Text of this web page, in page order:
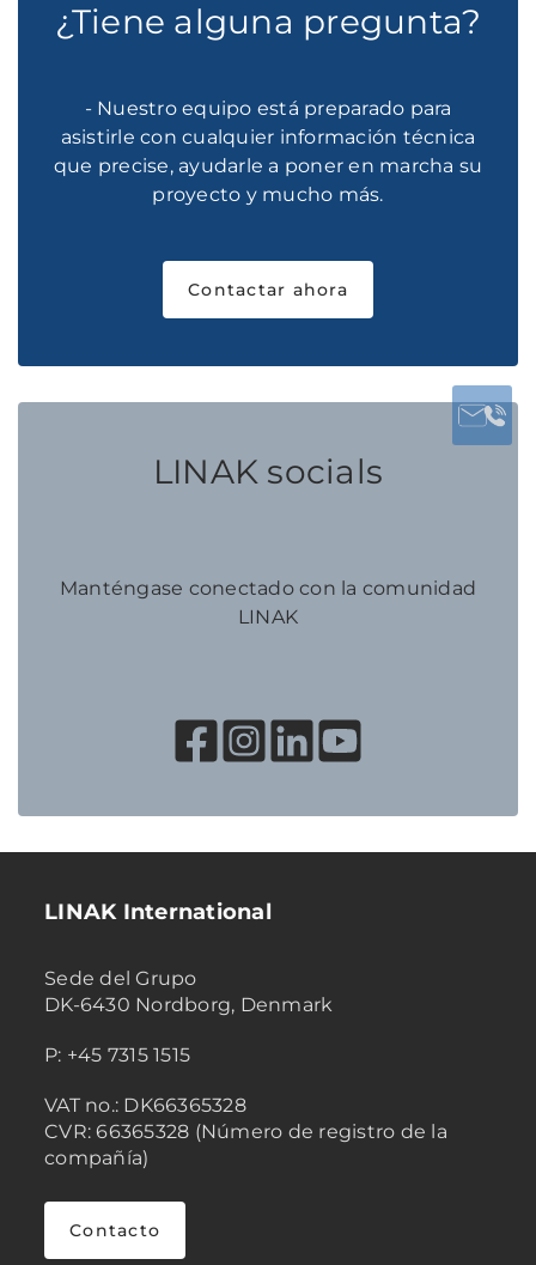
¿Tiene alguna pregunta?
- Nuestro equipo está preparado para
asistirle con cualquier información técnica
que precise, ayudarle a poner en marcha su
proyecto y mucho más.
Contactar ahora
LINAK socials
Manténgase conectado con la comunidad
LINAK
LINAK International
Sede del Grupo
DK-6430 Nordborg, Denmark
P: +45 7315 1515
VAT no.: DK66365328
CVR: 66365328 (Número de registro de la
compañía)
Contacto